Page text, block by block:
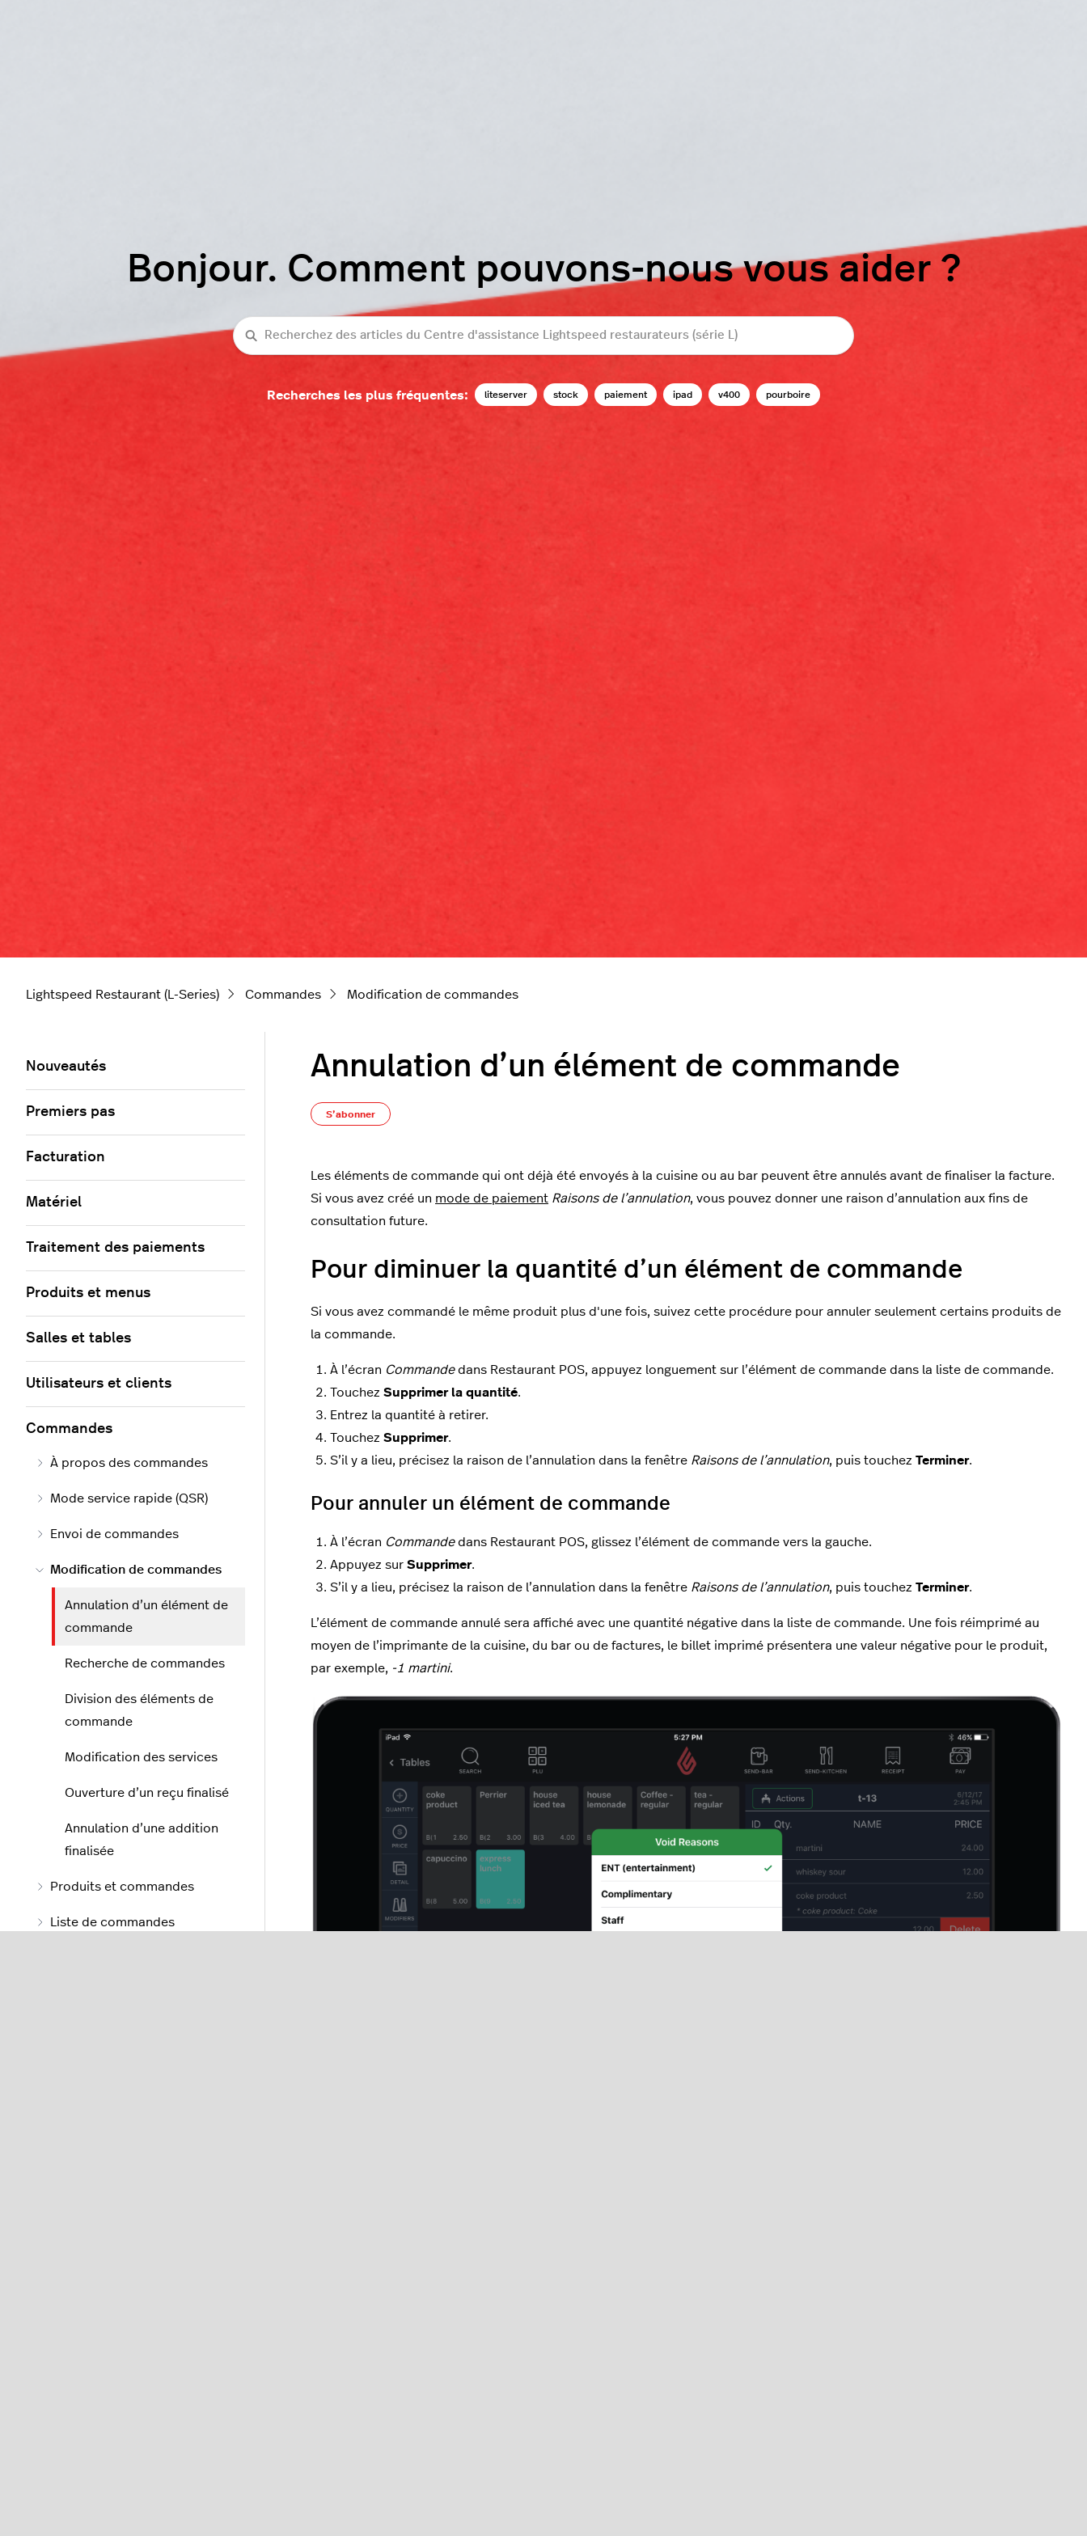
Bonjour. Comment pouvons-nous vous aider ?
Recherche
Recherches les plus fréquentes: liteserver stock paiement ipad v400 pourboire
Lightspeed Restaurant (L-Series) Commandes Modification de commandes
Annulation d’un élément de commande
S’abonner
Les éléments de commande qui ont déjà été envoyés à la cuisine ou au bar peuvent être annulés avant de finaliser la facture.
Si vous avez créé un mode de paiement Raisons de l’annulation, vous pouvez donner une raison d’annulation aux fins de
consultation future.
Pour diminuer la quantité d’un élément de commande
Si vous avez commandé le même produit plus d'une fois, suivez cette procédure pour annuler seulement certains produits de
la commande.
À l’écran Commandedans Restaurant POS, appuyez longuement sur l’élément de commande dans la liste de commande.
Touchez Supprimer la quantité.
Entrez la quantité à retirer.
Touchez Supprimer.
S’il y a lieu, précisez la raison de l’annulation dans la fenêtre Raisons de l’annulation, puis touchez Terminer.
Pour annuler un élément de commande
À l’écran Commandedans Restaurant POS, glissez l’élément de commande vers la gauche.
Appuyez sur Supprimer.
S’il y a lieu, précisez la raison de l’annulation dans la fenêtre Raisons de l’annulation, puis touchez Terminer.
L’élément de commande annulé sera affiché avec une quantité négative dans la liste de commande. Une fois réimprimé au
moyen de l’imprimante de la cuisine, du bar ou de factures, le billet imprimé présentera une valeur négative pour le produit,
par exemple, -1 martini.
Nouveautés
Premiers pas
Facturation
Matériel
Traitement des paiements
Produits et menus
Salles et tables
Utilisateurs et clients
Commandes
À propos des commandes
Mode service rapide (QSR)
Envoi de commandes
Modification de commandes
Annulation d’un élément de
commande
Recherche de commandes
Division des éléments de
commande
Modification des services
Ouverture d’un reçu finalisé
Annulation d’une addition
finalisée
Produits et commandes
Liste de commandes